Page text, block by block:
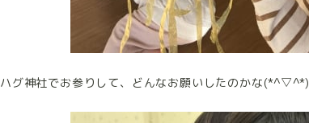
ハグ神社でお参りして、どんなお願いしたのかな(*^▽^*)